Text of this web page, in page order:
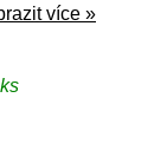
více »